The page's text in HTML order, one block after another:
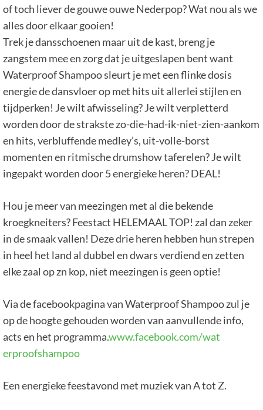
of toch liever de gouwe ouwe Nederpop? Wat nou als we
alles door elkaar gooien!
Trek je dansschoenen maar uit de kast, breng je
zangstem mee en zorg dat je uitgeslapen bent want
Waterproof Shampoo sleurt je met een flinke dosis
energie de dansvloer op met hits uit allerlei stijlen en
tijdperken! Je wilt afwisseling? Je wilt verpletterd
worden door de strakste zo-die-had-ik-niet-zien-aankom
en hits, verbluffende medley’s, uit-volle-borst
momenten en ritmische drumshow taferelen? Je wilt
ingepakt worden door 5 energieke heren? DEAL!
Hou je meer van meezingen met al die bekende
kroegkneiters? Feestact HELEMAAL TOP! zal dan zeker
in de smaak vallen! Deze drie heren hebben hun strepen
in heel het land al dubbel en dwars verdiend en zetten
elke zaal op zn kop, niet meezingen is geen optie!
Via de facebookpagina van Waterproof Shampoo zul je
op de hoogte gehouden worden van aanvullende info,
acts en het programma.www.facebook.com/wat
erproofshampoo
Een energieke feestavond met muziek van A tot Z.